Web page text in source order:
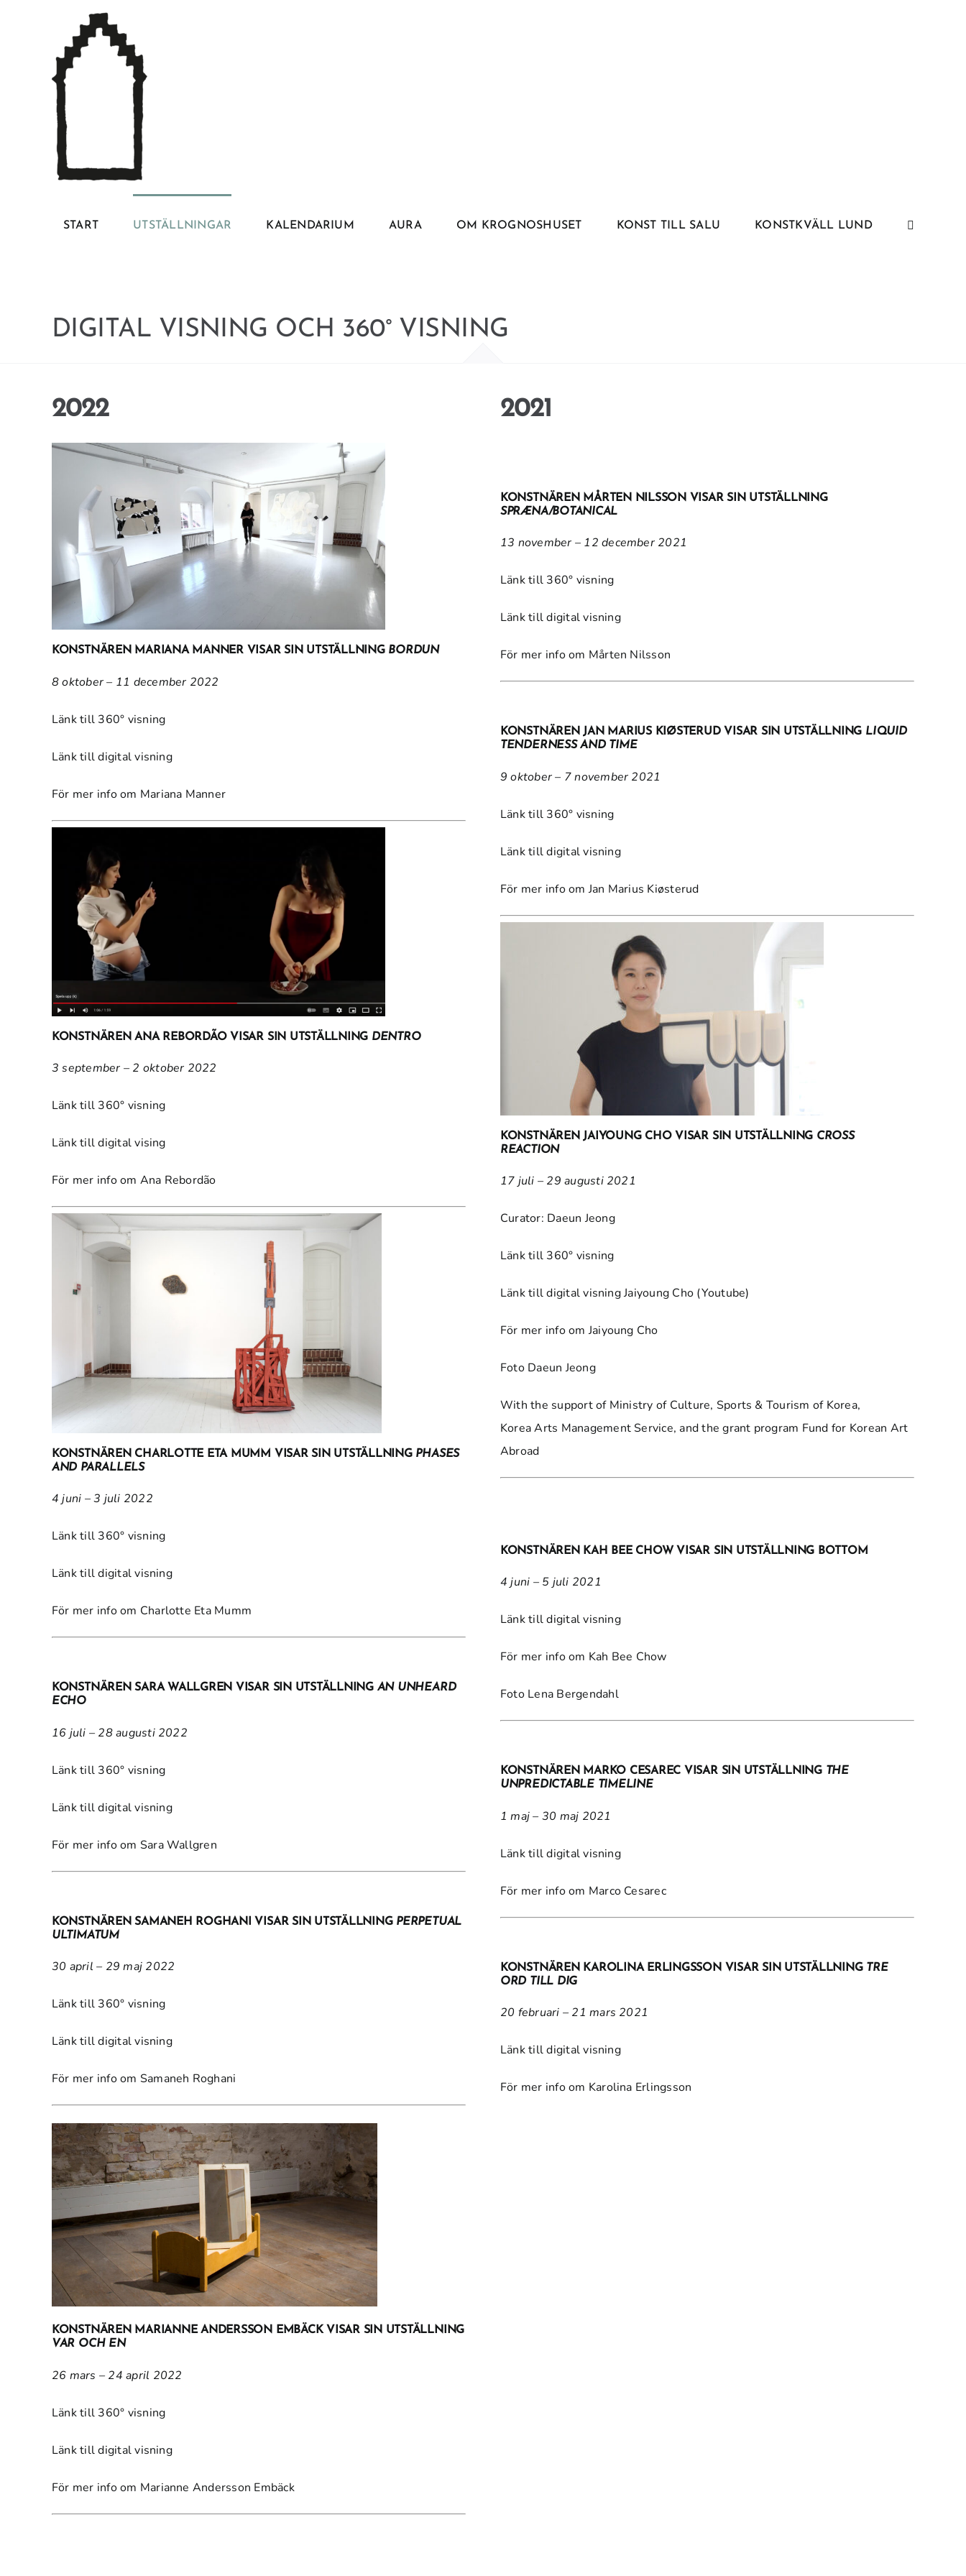
START UTSTÄLLNINGAR KALENDARIUM AURA OM KROGNOSHUSET KONST TILL SALU KONSTKVÄLL LUND
DIGITAL VISNING OCH 360° VISNING
2022
KONSTNÄREN MARIANA MANNERVISAR SIN UTSTÄLLNING BORDUN
8 oktober – 11 december 2022
Länk till 360° visning
Länk till digital visning
För mer info om Mariana Manner
KONSTNÄRENANA REBORDÃOVISAR SIN UTSTÄLLNING DENTRO
3 september – 2 oktober 2022
Länk till 360° visning
Länk till digital vising
För mer info om Ana Rebordão
KONSTNÄREN CHARLOTTE ETA MUMM VISAR SIN UTSTÄLLNING PHASES
AND PARALLELS
4 juni – 3 juli 2022
Länk till 360° visning
Länk till digital visning
För mer info om Charlotte Eta Mumm
KONSTNÄREN SARA WALLGREN VISAR SIN UTSTÄLLNING AN UNHEARD
ECHO
16 juli – 28 augusti 2022
Länk till 360° visning
Länk till digital visning
För mer info om Sara Wallgren
KONSTNÄREN SAMANEH ROGHANI VISAR SIN UTSTÄLLNING PERPETUAL
ULTIMATUM
30 april – 29 maj 2022
Länk till 360° visning
Länk till digital visning
För mer info om Samaneh Roghani
KONSTNÄREN MARIANNE ANDERSSON EMBÄCK VISAR SIN UTSTÄLLNING
VAR OCH EN
26 mars – 24 april 2022
Länk till 360° visning
Länk till digital visning
För mer info om Marianne Andersson Embäck
2021
KONSTNÄREN MÅRTEN NILSSON VISAR SIN UTSTÄLLNING
SPRÆNA/BOTANICAL
13 november – 12 december 2021
Länk till 360° visning
Länk till digital visning
För mer info om Mårten Nilsson
KONSTNÄREN JAN MARIUS KIØSTERUD VISAR SIN UTSTÄLLNING LIQUID
TENDERNESS AND TIME
9 oktober – 7 november 2021
Länk till 360° visning
Länk till digital visning
För mer info om Jan Marius Kiøsterud
KONSTNÄREN JAIYOUNG CHO VISAR SIN UTSTÄLLNING CROSS
REACTION
17 juli – 29 augusti 2021
Curator: Daeun Jeong
Länk till 360° visning
Länk till digital visning Jaiyoung Cho (Youtube)
För mer info om Jaiyoung Cho
Foto Daeun Jeong
With the support of Ministry of Culture, Sports & Tourism of Korea,
Korea Arts Management Service, and the grant program Fund for Korean Art
Abroad
KONSTNÄREN KAH BEE CHOW VISAR SIN UTSTÄLLNING BOTTOM
4 juni – 5 juli 2021
Länk till digital visning
För mer info om Kah Bee Chow
Foto Lena Bergendahl
KONSTNÄREN MARKO CESAREC VISAR SIN UTSTÄLLNING THE
UNPREDICTABLE TIMELINE
1 maj – 30 maj 2021
Länk till digital visning
För mer info om Marco Cesarec
KONSTNÄREN KAROLINA ERLINGSSON VISAR SIN UTSTÄLLNINGTRE
ORD TILL DIG
20 februari – 21 mars 2021
Länk till digital visning
För mer info om Karolina Erlingsson